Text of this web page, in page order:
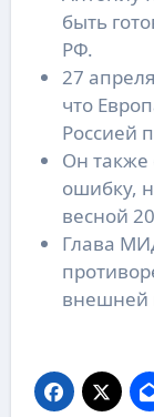
быть
РФ.
27
что
Россией
Он также
ошибку,
весной
Глава
внешней